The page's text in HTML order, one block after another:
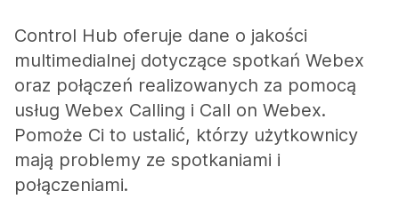
Control Hub oferuje dane o jakości
multimedialnej dotyczące spotkań Webex
oraz połączeń realizowanych za pomocą
usług Webex Calling i Call on Webex.
Pomoże Ci to ustalić, którzy użytkownicy
mają problemy ze spotkaniami i
połączeniami.